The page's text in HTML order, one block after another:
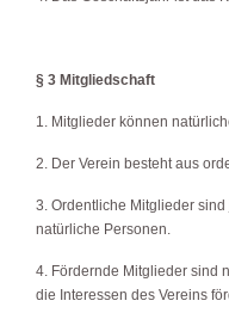
§ 3 Mitgliedschaft
1. Mitglieder können
2. Der Verein besteht aus
3. Ordentliche Mitglieder
natürliche Personen.
4. Fördernde Mitglieder sind
die Interessen des Vereins